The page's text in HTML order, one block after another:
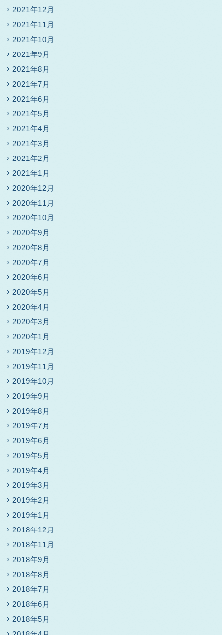
2021年12月
2021年11月
2021年10月
2021年9月
2021年8月
2021年7月
2021年6月
2021年5月
2021年4月
2021年3月
2021年2月
2021年1月
2020年12月
2020年11月
2020年10月
2020年9月
2020年8月
2020年7月
2020年6月
2020年5月
2020年4月
2020年3月
2020年1月
2019年12月
2019年11月
2019年10月
2019年9月
2019年8月
2019年7月
2019年6月
2019年5月
2019年4月
2019年3月
2019年2月
2019年1月
2018年12月
2018年11月
2018年9月
2018年8月
2018年7月
2018年6月
2018年5月